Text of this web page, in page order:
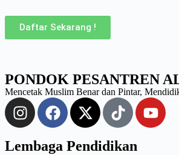
Daftar Sekarang !
PONDOK PESANTREN
Mencetak Muslim Benar dan Pintar,
Lembaga Pendidikan